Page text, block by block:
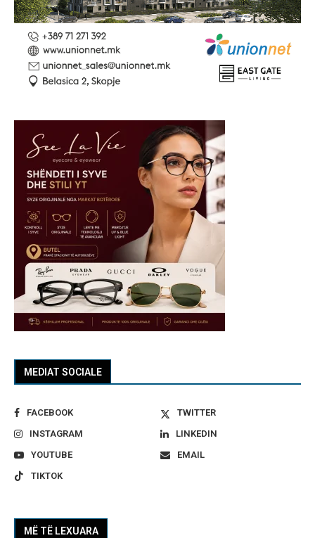
MEDIAT SOCIALE
FACEBOOK
TWITTER
INSTAGRAM
LINKEDIN
YOUTUBE
EMAIL
TIKTOK
MË TË LEXUARA